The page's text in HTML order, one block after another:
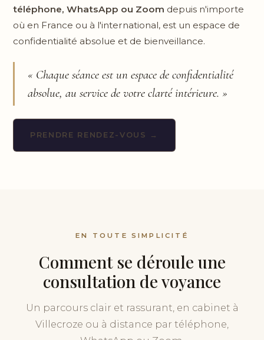
téléphone, WhatsApp ou Zoom depuis n'importe
où en France ou à l'international, est un espace de
confidentialité absolue et de bienveillance.
« Chaque séance est un espace de confidentialité
absolue, au service de votre clarté intérieure. »
PRENDRE RENDEZ-VOUS →
EN TOUTE SIMPLICITÉ
Comment se déroule une
consultation de voyance
Un parcours clair et rassurant, en cabinet à
Villecroze ou à distance par téléphone,